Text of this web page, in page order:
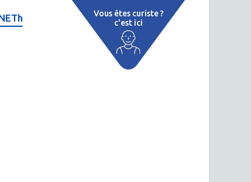
Vous êtes curiste ?
c'est ici